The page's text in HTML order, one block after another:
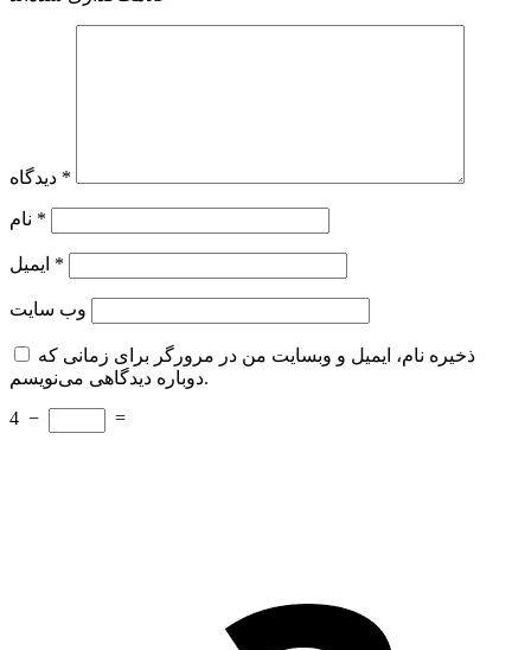
*
*
*
وب‌ سایت
ذخیره نام، ایمیل و وبسایت من در مرورگر برای زمانی که
دوباره دیدگاهی می‌نویسم.
4 − =